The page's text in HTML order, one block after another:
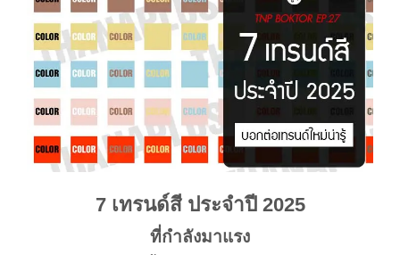
7 เทรนด์สี ประจำปี 2025
ที่กำลังมาแรง